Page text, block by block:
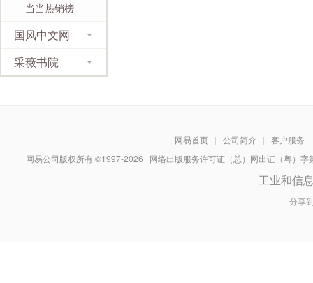
当当热销榜
国风中文网
采薇书院
网易首页 | 公司简介 | 客户服务
|
网易公司版权所有 ©1997-2026 网络出版服务许可证（总）网出证（粤）
工业和信
分享